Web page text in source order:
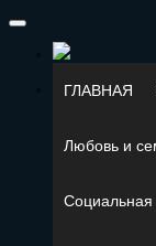
ГЛАВНАЯ
Любовь и
Социальная